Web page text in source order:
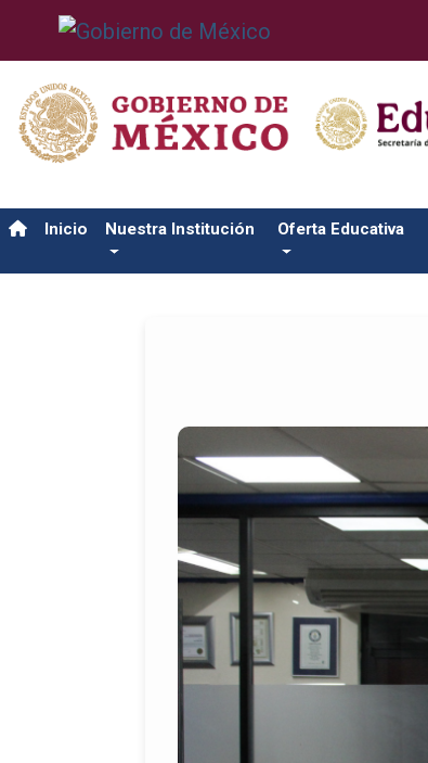
Inicio Nuestra Institución Oferta Educativa